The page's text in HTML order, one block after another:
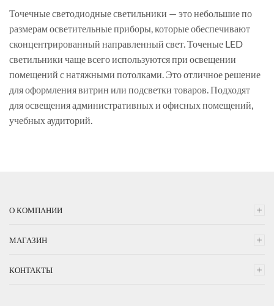
Точечные светодиодные светильники — это небольшие по
размерам осветительные приборы, которые обеспечивают
сконцентрированный направленный свет. Точеные LED
светильники чаще всего используются при освещении
помещений с натяжными потолками. Это отличное решение
для оформления витрин или подсветки товаров. Подходят
для освещения административных и офисных помещений,
учебных аудиторий.
О КОМПАНИИ
МАГАЗИН
КОНТАКТЫ